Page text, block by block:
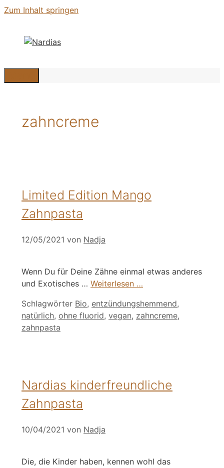
Zum Inhalt springen
zahncreme
Limited Edition Mango
Zahnpasta
12/05/2021 von Nadja
Wenn Du für Deine Zähne einmal etwas anderes
und Exotisches … Weiterlesen …
Schlagwörter Bio, entzündungshemmend,
natürlich, ohne fluorid, vegan, zahncreme,
zahnpasta
Nardias kinderfreundliche
Zahnpasta
10/04/2021 von Nadja
Die, die Kinder haben, kennen wohl das